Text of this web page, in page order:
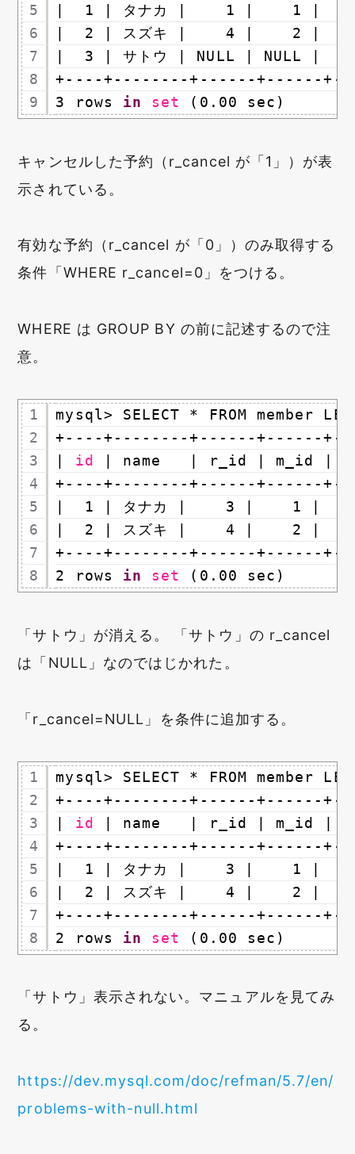
5
6
7
8
9
|  1 | タナカ |    1 |    1 |
|  2 | スズキ |    4 |    2 |
|  3 | サトウ | NULL | NULL |
+----+--------+------+------
3 rows in set (0.00 sec)
キャンセルした予約（r_cancel が「1」）が表
示されている。
有効な予約（r_cancel が「0」）のみ取得する
条件「WHERE r_cancel=0」をつける。
WHERE は GROUP BY の前に記述するので注
意。
1
2
3
4
5
6
7
8
mysql> SELECT * FROM member
+----+--------+------+------
id
| name   | r_id | m_id |
+----+--------+------+------
|  1 | タナカ |    3 |    1 |
|  2 | スズキ |    4 |    2 |
+----+--------+------+------
2 rows in set (0.00 sec)
「サトウ」が消える。 「サトウ」の r_cancel
は「NULL」なのではじかれた。
「r_cancel=NULL」を条件に追加する。
1
2
3
4
5
6
7
8
mysql> SELECT * FROM member
+----+--------+------+------
| id
| name   | r_id | m_id |
+----+--------+------+------
|  1 | タナカ |    3 |    1 |
|  2 | スズキ |    4 |    2 |
+----+--------+------+------
2 rows in set (0.00 sec)
「サトウ」表示されない。マニュアルを見てみ
る。
https://dev.mysql.com/doc/refman/5.7/en/
problems-with-null.html